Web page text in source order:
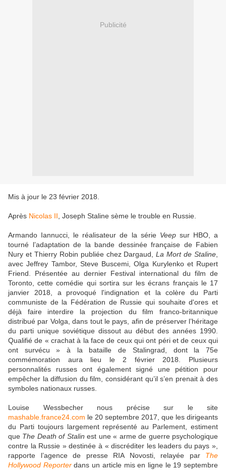
Publicité
Mis à jour le 23 février 2018.
Après Nicolas II , Joseph Staline sème le trouble en Russie.
Armando Iannucci, le réalisateur de la série Veepsur HBO, a
tourné l’adaptation de la bande dessinée française de Fabien
Nury et Thierry Robin publiée chez Dargaud,
La Mort de Staline
avec Jeffrey Tambor, Steve Buscemi, Olga Kurylenko et Rupert
Friend. Présentée au dernier Festival international du film de
Toronto, cette comédie qui sortira sur les écrans français le 17
janvier 2018, a provoqué l'indignation et la colère du Parti
communiste de la Fédération de Russie qui souhaite d'ores et
déjà faire interdire la projection du film franco-britannique
distribué par Volga, dans tout le pays, afin de préserver l’héritage
du parti unique soviétique dissout au début des années 1990.
Qualifié de « crachat à la face de ceux qui ont péri et de ceux qui
ont survécu » à la bataille de Stalingrad, dont la 75e
commémoration aura lieu le 2 février 2018. Plusieurs
personnalités russes ont également signé une pétition pour
empêcher la diffusion du film, considérant qu’il s’en prenait à des
symboles nationaux russes.
Louise Wessbecher nous précise sur le site
mashable.france24.com le 20 septembre 2017, que les dirigeants
du Parti toujours largement représenté au Parlement, estiment
que The Death of Stalin est une « arme de guerre psychologique
contre la Russie » destinée à « discréditer les leaders du pays »,
rapporte l’agence de presse RIA Novosti, relayée par The
Hollywood Reporterdans un article mis en ligne le 19 septembre